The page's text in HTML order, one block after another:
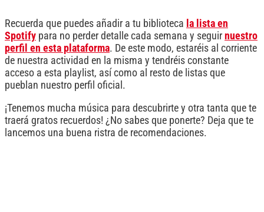
Recuerda que puedes añadir a tu biblioteca la lista en
Spotify para no perder detalle cada semana y seguir nuestro
perfil en esta plataforma. De este modo, estaréis al corriente
de nuestra actividad en la misma y tendréis constante
acceso a esta playlist, así como al resto de listas que
pueblan nuestro perfil oficial.
¡Tenemos mucha música para descubrirte y otra tanta que te
traerá gratos recuerdos! ¿No sabes que ponerte? Deja que te
lancemos una buena ristra de recomendaciones.